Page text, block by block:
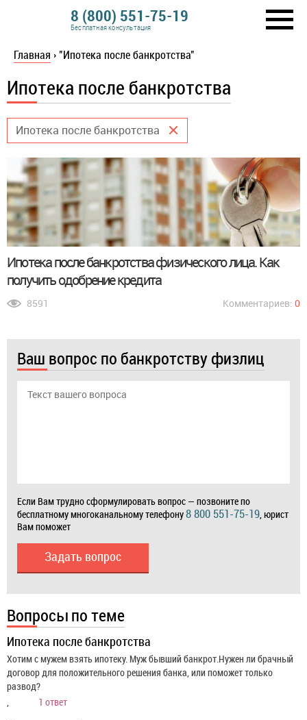
8 (800) 551-75-19
Бесплатная консультация
Главная › "Ипотека после банкротства"
Ипотека после банкротства
Ипотека после банкротства
Ипотека после банкротства физического лица. Как
получить одобрение кредита
8591 Комментариев: 0
Ваш вопрос по банкротству физлиц
Если Вам трудно сформулировать вопрос — позвоните по
бесплатному многоканальному телефону8 800 551-75-19 , юрист
Вам поможет
Задать вопрос
Вопросы по теме
Ипотека после банкротства
Хотим с мужем взять ипотеку. Муж бывший банкрот.Нужен ли брачный
договор для положительного решения банка, или поможет только
развод?
1 ответ